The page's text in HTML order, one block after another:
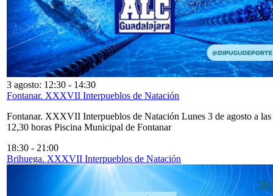
3 agosto: 12:30 - 14:30
Fontanar. XXXVII Interpueblos de Natación
Fontanar. XXXVII Interpueblos de Natación Lunes 3 de agosto a las
12,30 horas Piscina Municipal de Fontanar
18:30 - 21:00
Brihuega. XXXVII Interpueblos de Natación